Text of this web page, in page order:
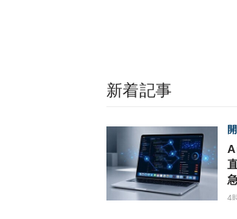
新着記事
4